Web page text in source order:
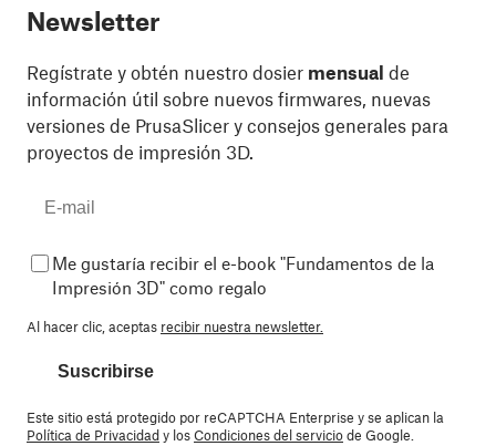
Newsletter
Regístrate y obtén nuestro dosier mensual de
información útil sobre nuevos firmwares, nuevas
versiones de PrusaSlicer y consejos generales para
proyectos de impresión 3D.
Me gustaría recibir el e-book "Fundamentos de la
Impresión 3D" como regalo
Al hacer clic, aceptas recibir nuestra newsletter.
Suscribirse
Este sitio está protegido por reCAPTCHA Enterprise y se aplican la
Política de Privacidady losCondiciones del serviciode Google.